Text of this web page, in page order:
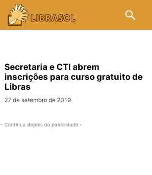
Secretaria e CTI abrem
inscrições para curso gratuito de
Libras
27 de setembro de 2019
- Continua depois da publicidade -